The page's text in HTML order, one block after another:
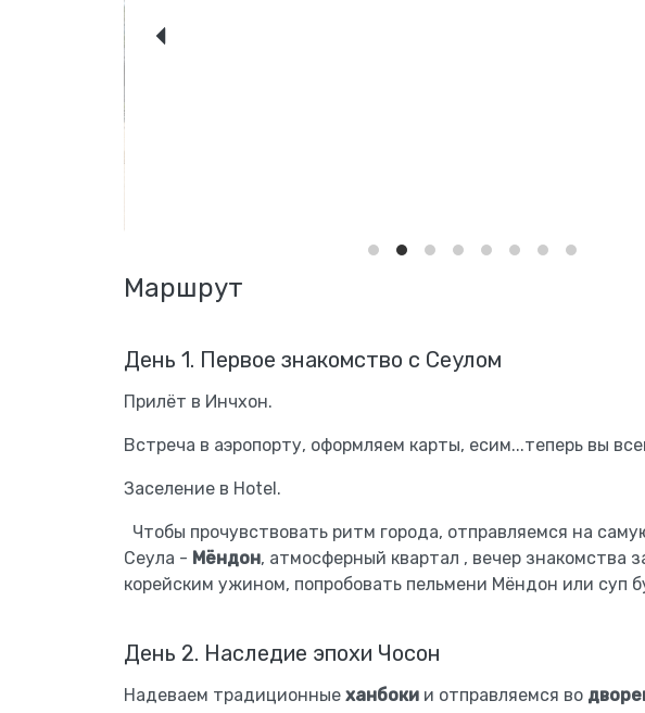
Маршрут
День 1. Первое знакомство с Сеулом
Прилёт в Инчхон.
Встреча в аэропорту, оформляем карты, есим...теперь вы
Чтобы прочувствовать ритм города, отправляемся на
Сеула -Мёндон, атмосферный квартал , вечер знакомства